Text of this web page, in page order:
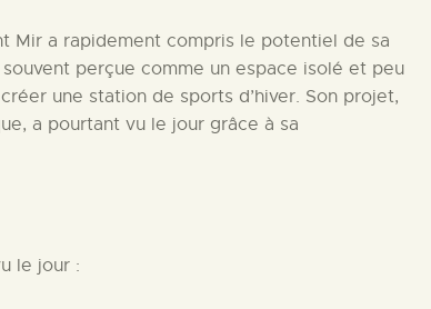
Mir a rapidement compris le potentiel de sa
perçue comme un espace isolé et peu
une station de sports d’hiver. Son projet,
a pourtant vu le jour grâce à sa
le jour :